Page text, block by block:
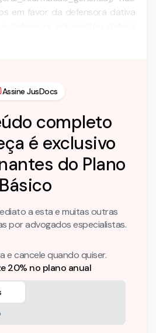
em favor da defensora dativa
Assine JusDocs
completo
é exclusivo
do Plano
Básico
a esta e muitas outras
por advogados especialistas.
e cancele quando quiser.
20% no plano anual